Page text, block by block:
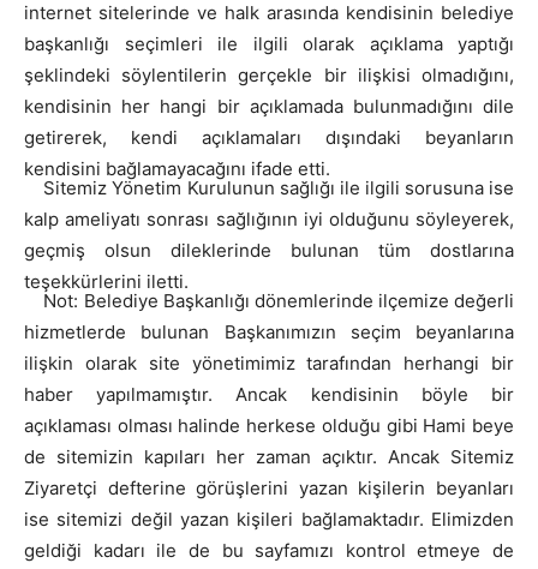
internet sitelerinde ve halk arasında kendisinin belediye
başkanlığı seçimleri ile ilgili olarak açıklama yaptığı
şeklindeki söylentilerin gerçekle bir ilişkisi olmadığını,
kendisinin her hangi bir açıklamada bulunmadığını dile
getirerek, kendi açıklamaları dışındaki beyanların
kendisini bağlamayacağını ifade etti.
Sitemiz Yönetim Kurulunun sağlığı ile ilgili sorusuna ise
kalp ameliyatı sonrası sağlığının iyi olduğunu söyleyerek,
geçmiş olsun dileklerinde bulunan tüm dostlarına
teşekkürlerini iletti.
Not: Belediye Başkanlığı dönemlerinde ilçemize değerli
hizmetlerde bulunan Başkanımızın seçim beyanlarına
ilişkin olarak site yönetimimiz tarafından herhangi bir
haber yapılmamıştır. Ancak kendisinin böyle bir
açıklaması olması halinde herkese olduğu gibi Hami beye
de sitemizin kapıları her zaman açıktır. Ancak Sitemiz
Ziyaretçi defterine görüşlerini yazan kişilerin beyanları
ise sitemizi değil yazan kişileri bağlamaktadır. Elimizden
geldiği kadarı ile de bu sayfamızı kontrol etmeye de